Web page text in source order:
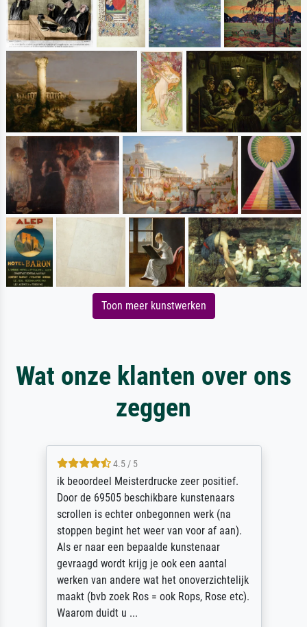
Toon meer kunstwerken
Wat onze klanten over ons
zeggen
4.5 / 5
ik beoordeel Meisterdrucke zeer positief.
Door de 69505 beschikbare kunstenaars
scrollen is echter onbegonnen werk (na
stoppen begint het weer van voor af aan).
Als er naar een bepaalde kunstenaar
gevraagd wordt krijg je ook een aantal
werken van andere wat het onoverzichtelijk
maakt (bvb zoek Ros = ook Rops, Rose etc).
Waarom duidt u ...